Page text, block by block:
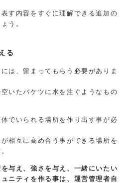
す内容をすぐに理解できる追加の
う。
る
は、留まってもらう必要がありま
いたバケツに水を注ぐようなもの
でいられる場所を作り出す事が必
相互に高め合う事ができる場所を
与え、強さを与え、一緒にいたい
ニティを作る事は、運営管理者自